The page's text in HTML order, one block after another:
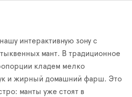
интерактивную зону с
мант. В традиционное
кладем мелко
и жирный домашний фарш. Это
манты уже стоят в